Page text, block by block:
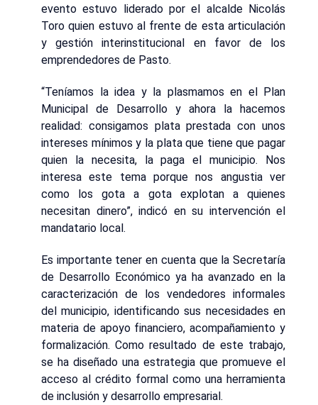
evento estuvo liderado por el alcalde Nicolás
Toro quien estuvo al frente de esta articulación
y gestión interinstitucional en favor de los
emprendedores de Pasto.
“Teníamos la idea y la plasmamos en el Plan
Municipal de Desarrollo y ahora la hacemos
realidad: consigamos plata prestada con unos
intereses mínimos y la plata que tiene que pagar
quien la necesita, la paga el municipio. Nos
interesa este tema porque nos angustia ver
como los gota a gota explotan a quienes
necesitan dinero”, indicó en su intervención el
mandatario local.
Es importante tener en cuenta que la Secretaría
de Desarrollo Económico ya ha avanzado en la
caracterización de los vendedores informales
del municipio, identificando sus necesidades en
materia de apoyo financiero, acompañamiento y
formalización. Como resultado de este trabajo,
se ha diseñado una estrategia que promueve el
acceso al crédito formal como una herramienta
de inclusión y desarrollo empresarial.